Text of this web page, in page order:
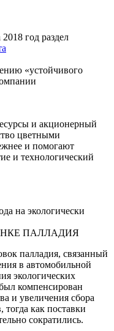
год раздел
«устойчивого
и акционерный
цветными
и помогают
и технологический
на экологически
ПАЛЛАДИЯ
палладия, связанный
в автомобильной
экологических
компенсирован
и увеличения сбора
как поставки
сократились.